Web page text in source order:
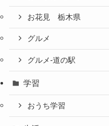
お花見 栃木県
グルメ
グルメ-道の駅
学習
おうち学習